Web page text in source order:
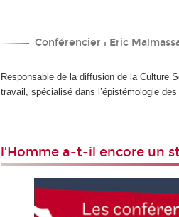
Conférencier : Eric
Responsable de la diffusion de la Culture
travail, spécialisé dans l’épistémologie
l’Homme a-t-il encore un